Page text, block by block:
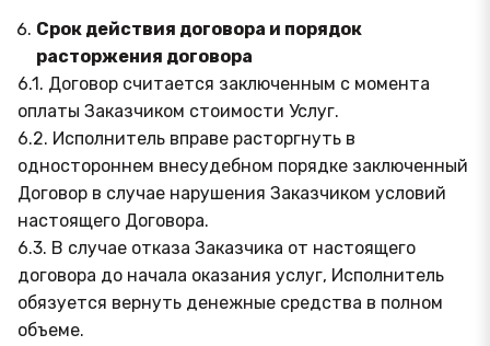
Срок действия договора и порядок
расторжения договора
6.1. Договор считается заключенным с момента
оплаты Заказчиком стоимости Услуг.
6.2. Исполнитель вправе расторгнуть в
одностороннем внесудебном порядке заключенный
Договор в случае нарушения Заказчиком условий
настоящего Договора.
6.3. В случае отказа Заказчика от настоящего
договора до начала оказания услуг, Исполнитель
обязуется вернуть денежные средства в полном
объеме.